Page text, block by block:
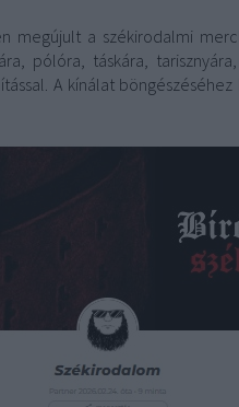
megújult a székirodalmi
pólóra, táskára,
A kínálat böngészéséhez